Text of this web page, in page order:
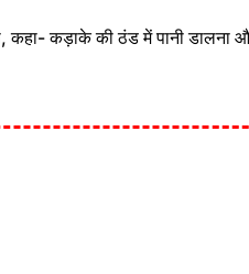
कहा- कड़ाके की ठंड में पानी डालना